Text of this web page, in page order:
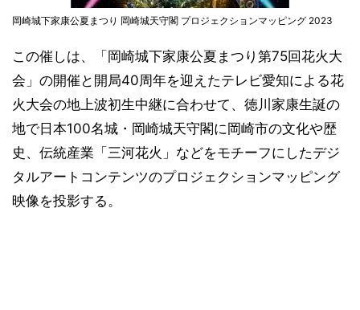
岡崎城下家康公夏まつり 岡崎城天守閣 プロジェクションマッピング 2023
この催しは、「岡崎城下家康公夏まつり第75回花火大
会」の開催と開局40周年を迎えたテレビ愛知による花
火大会の地上波初生中継に合わせて、徳川家康生誕の
地で日本100名城・岡崎城天守閣に岡崎市の文化や歴
史、伝統産業「三河花火」などをモチーフにしたデジ
タルアートコンテンツのプロジェクションマッピング
映像を投影する。